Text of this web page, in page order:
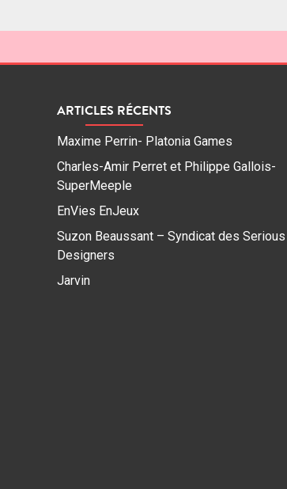
ARTICLES RÉCENTS
Maxime Perrin- Platonia Games
Charles-Amir Perret et Philippe Gallois-
SuperMeeple
EnVies EnJeux
Suzon Beaussant – Syndicat des Serious
Designers
Jarvin